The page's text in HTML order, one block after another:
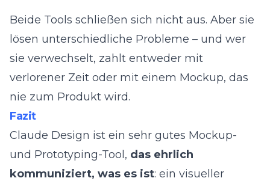
Beide Tools schließen sich nicht aus. Aber sie
lösen unterschiedliche Probleme – und wer
sie verwechselt, zahlt entweder mit
verlorener Zeit oder mit einem Mockup, das
nie zum Produkt wird.
Fazit
Claude Design ist ein sehr gutes Mockup-
und Prototyping-Tool, das ehrlich
kommuniziert, was es ist: ein visueller